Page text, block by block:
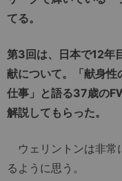
てる。
第3回は、日本で12年
献について。「献身性
仕事」と語る37歳の
解説してもらった。
ウェリントンは非常
るように思う。